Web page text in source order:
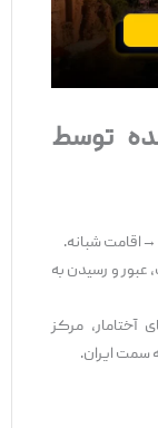
توسط
شبانه.
و رسیدن به
مرکز